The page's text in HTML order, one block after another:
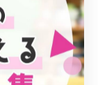
ログラム
人探し方